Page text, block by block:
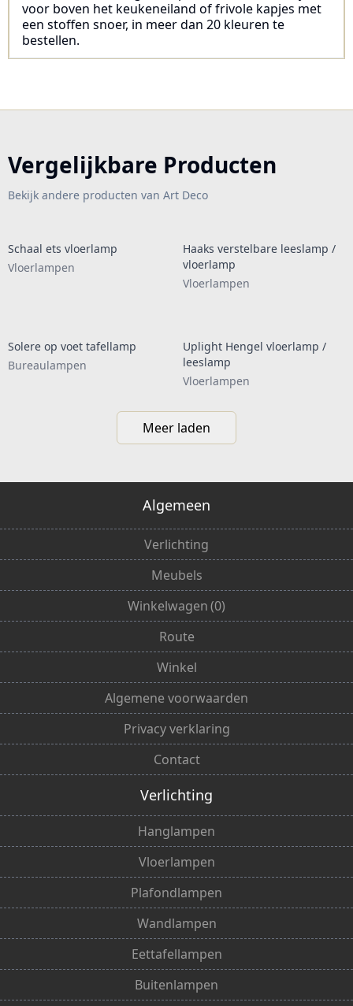
voor boven het keukeneiland of frivole kapjes met
een stoffen snoer, in meer dan 20 kleuren te
bestellen.
Vergelijkbare Producten
Bekijk andere producten van Art Deco
Schaal ets vloerlamp
Vloerlampen
Haaks verstelbare leeslamp /
vloerlamp
Vloerlampen
Solere op voet tafellamp
Bureaulampen
Uplight Hengel vloerlamp /
leeslamp
Vloerlampen
Meer laden
Algemeen
Verlichting
Meubels
Winkelwagen(0)
Route
Winkel
Algemene voorwaarden
Privacy verklaring
Contact
Verlichting
Hanglampen
Vloerlampen
Plafondlampen
Wandlampen
Eettafellampen
Buitenlampen